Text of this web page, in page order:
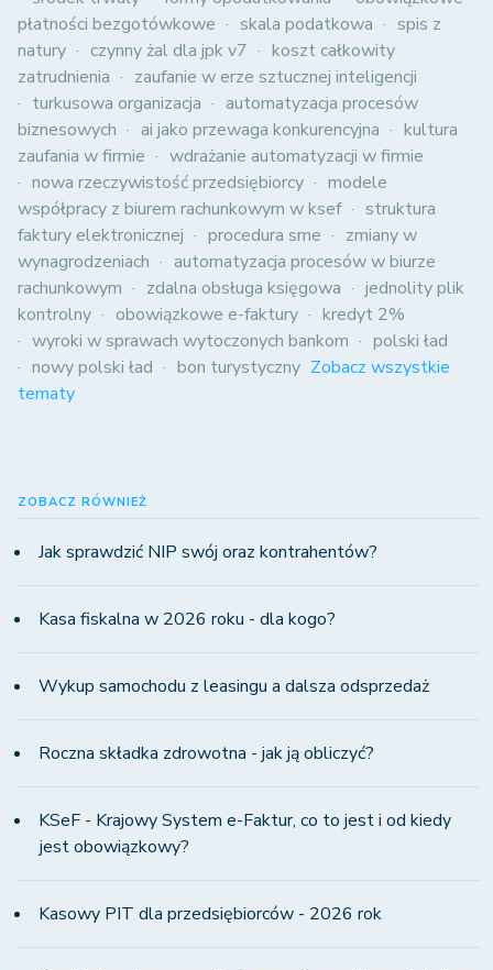
płatności bezgotówkowe
skala podatkowa
spis z
natury
czynny żal dla jpk v7
koszt całkowity
zatrudnienia
zaufanie w erze sztucznej inteligencji
turkusowa organizacja
automatyzacja procesów
biznesowych
ai jako przewaga konkurencyjna
kultura
zaufania w firmie
wdrażanie automatyzacji w firmie
nowa rzeczywistość przedsiębiorcy
modele
współpracy z biurem rachunkowym w ksef
struktura
faktury elektronicznej
procedura sme
zmiany w
wynagrodzeniach
automatyzacja procesów w biurze
rachunkowym
zdalna obsługa księgowa
jednolity plik
kontrolny
obowiązkowe e-faktury
kredyt 2%
wyroki w sprawach wytoczonych bankom
polski ład
nowy polski ład
bon turystyczny Zobacz wszystkie
tematy
ZOBACZ RÓWNIEŻ
Jak sprawdzić NIP swój oraz kontrahentów?
Kasa fiskalna w 2026 roku - dla kogo?
Wykup samochodu z leasingu a dalsza odsprzedaż
Roczna składka zdrowotna - jak ją obliczyć?
KSeF - Krajowy System e-Faktur, co to jest i od kiedy
jest obowiązkowy?
Kasowy PIT dla przedsiębiorców - 2026 rok